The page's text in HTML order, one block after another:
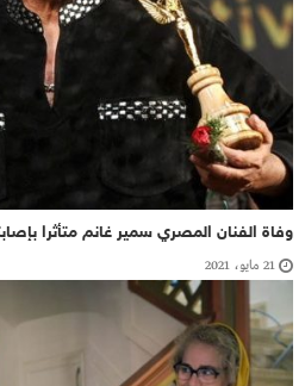
وفاة الفنان المصري سمير غانم متأثرا
21 مايو، 2021